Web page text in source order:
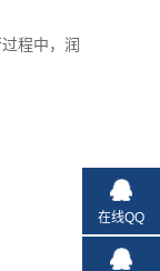
程中，润
在线QQ